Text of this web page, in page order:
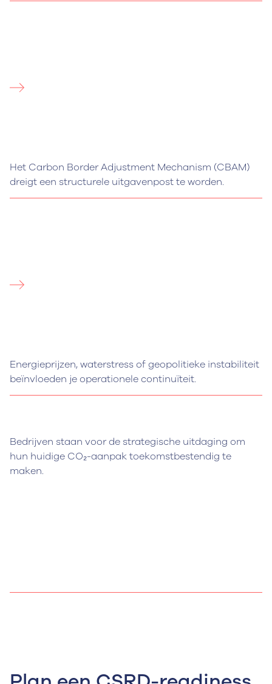
Het Carbon Border Adjustment Mechanism (CBAM)
dreigt een structurele uitgavenpost te worden.
Energieprijzen, waterstress of geopolitieke instabiliteit
beïnvloeden je operationele continuïteit.
Bedrijven staan voor de strategische uitdaging om
hun huidige CO₂-aanpak toekomstbestendig te
maken.